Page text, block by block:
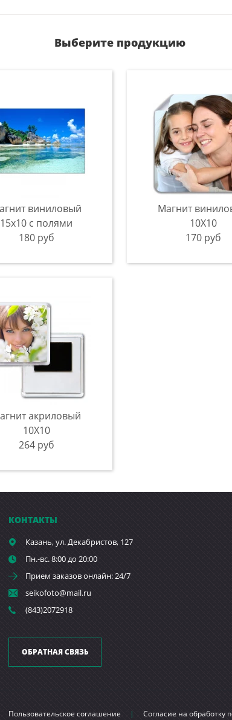
Выберите продукцию
виниловый
15х10 с полями
180 руб
Магнит
10Х10
170 руб
акриловый
10Х10
264 руб
КОНТАКТЫ
Казань,ул. Декабристов, 127
Пн.-вс. 8:00 до 20:00
Прием заказов онлайн: 24/7
seikofoto@mail.ru
(843)2072918
ОБРАТНАЯ СВЯЗЬ
Пользовательское соглашение | Согласие на обработку